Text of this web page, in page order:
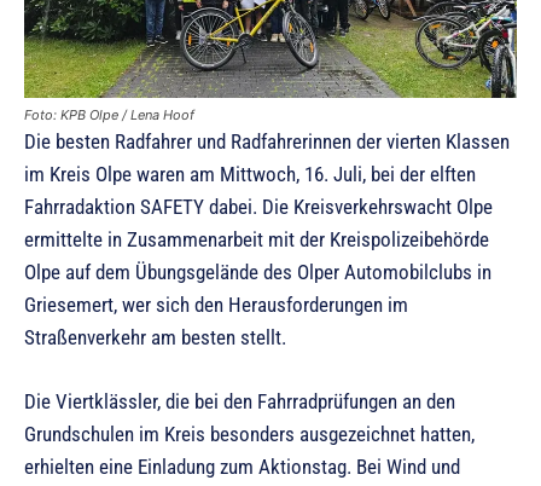
Foto: KPB Olpe / Lena Hoof
Die besten Radfahrer und Radfahrerinnen der vierten Klassen
im Kreis Olpe waren am Mittwoch, 16. Juli, bei der elften
Fahrradaktion SAFETY dabei. Die Kreisverkehrswacht Olpe
ermittelte in Zusammenarbeit mit der Kreispolizeibehörde
Olpe auf dem Übungsgelände des Olper Automobilclubs in
Griesemert, wer sich den Herausforderungen im
Straßenverkehr am besten stellt.
Die Viertklässler, die bei den Fahrradprüfungen an den
Grundschulen im Kreis besonders ausgezeichnet hatten,
erhielten eine Einladung zum Aktionstag. Bei Wind und